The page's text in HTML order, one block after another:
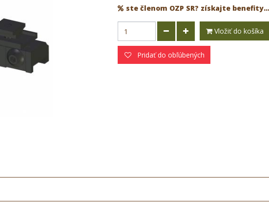
ste členom OZP SR? získajte benefity...
Vložiť do košíka
Pridať do obľúbených